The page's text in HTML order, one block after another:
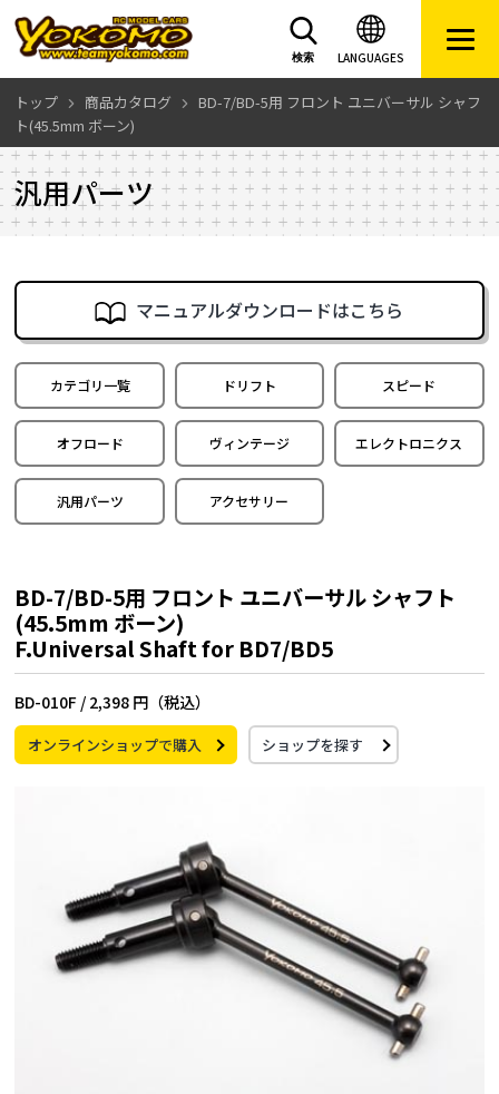
LANGUAGES
検索
トップ 商品カタログ
BD-7/BD-5用 フロント ユニバーサル シャフ
ト(45.5mm ボーン)
汎用パーツ
マニュアルダウンロードはこちら
カテゴリ一覧 ドリフト スピード
オフロード ヴィンテージ エレクトロニクス
汎用パーツ アクセサリー
BD-7/BD-5用 フロント ユニバーサル シャフト
(45.5mm ボーン)
F.Universal Shaft for BD7/BD5
BD-010F / 2,398 円（税込）
オンラインショップで購入 ショップを探す